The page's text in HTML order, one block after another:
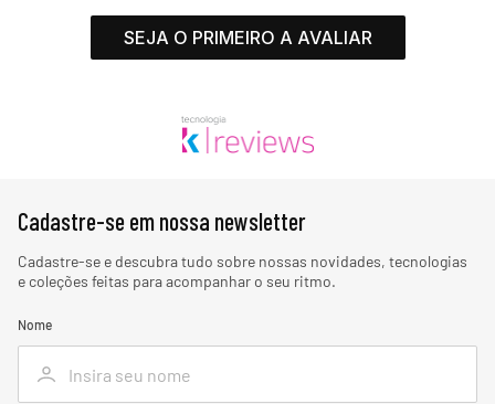
SEJA O PRIMEIRO A AVALIAR
Cadastre-se em nossa newsletter
Cadastre-se e descubra tudo sobre nossas novidades, tecnologias
e coleções feitas para acompanhar o seu ritmo.
Nome